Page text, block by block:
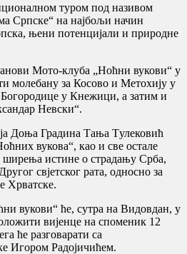
туром под називом
Српске“ на најбољи начин
њени потенцијали и природне
Мото-клуба „Ноћни вукови“ у
молебану за Косово и Метохију у
у Кнежици, а затим и
Невски“.
Доња Градина Tања Tулековић
вукова“, као и све остале
ширења истине о страдању Срба,
свјетског рата, односно за
Хрватске.
вукови“ ће, сутра на Видовдан, у
вијенце на споменик 12
ће разговарати са
Игором Радојичићем.